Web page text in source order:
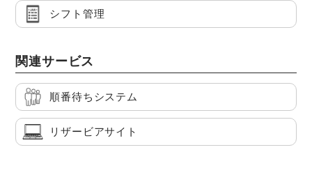
シフト管理
関連サービス
順番待ちシステム
リザービアサイト